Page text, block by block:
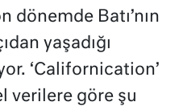
dönemde Batı’nın
yaşadığı
‘Californication’
verilere göre şu